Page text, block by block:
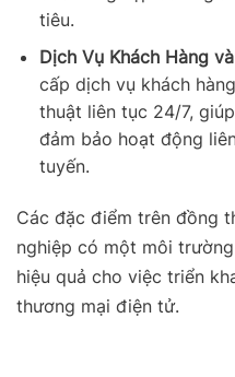
tiêu.
Dịch Vụ Khách Hàng
cấp dịch vụ khách
thuật liên tục 24/7,
đảm bảo hoạt động
tuyến.
Các đặc điểm trên đồng
nghiệp có một môi
hiệu quả cho việc triển
thương mại điện tử.